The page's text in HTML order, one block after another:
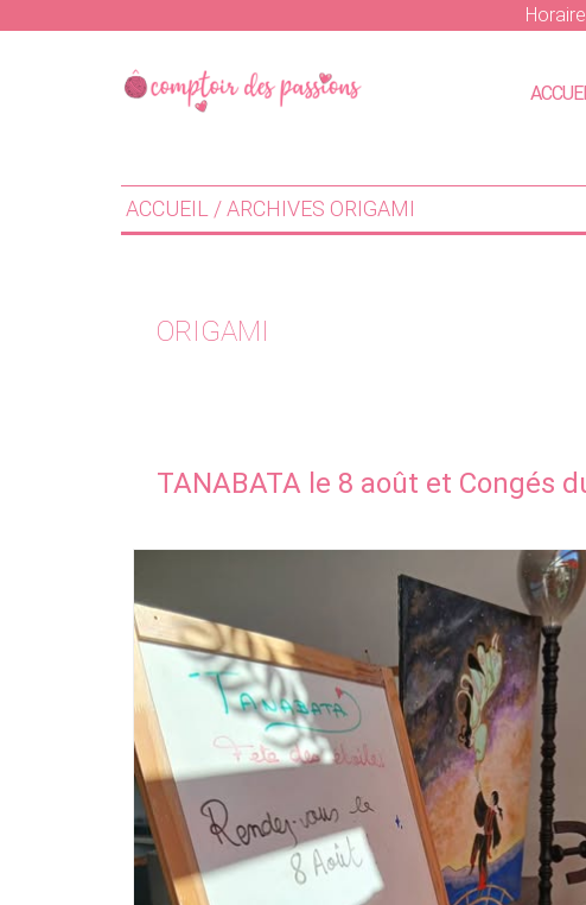
to
to
ACCUEIL / ARCHIVES ORIGAMI
ORIGAMI
TANABATA le 8 août et Congés